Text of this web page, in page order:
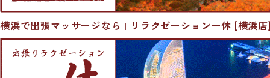
横浜で出張マッサージなら | リラクゼーション一休 [横浜